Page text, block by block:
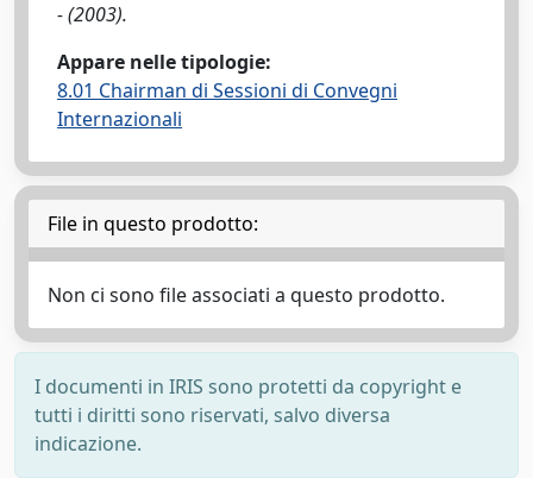
- (2003).
Appare nelle tipologie:
8.01 Chairman di Sessioni di Convegni
Internazionali
File in questo prodotto:
Non ci sono file associati a questo prodotto.
I documenti in IRIS sono protetti da copyright e
tutti i diritti sono riservati, salvo diversa
indicazione.